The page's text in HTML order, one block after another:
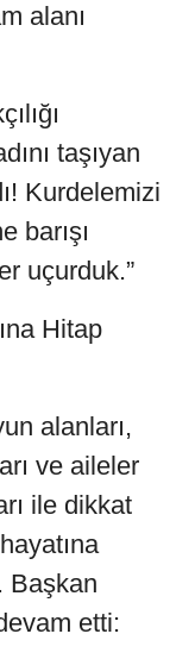
alanı
taşıyan
Kurdelemizi
barışı
uçurduk.”
Hitap
alanları,
ve aileler
ile dikkat
Başkan
etti: